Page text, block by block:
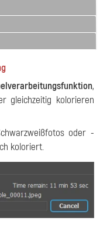
,
gleichzeitig kolorieren
oder -
koloriert.